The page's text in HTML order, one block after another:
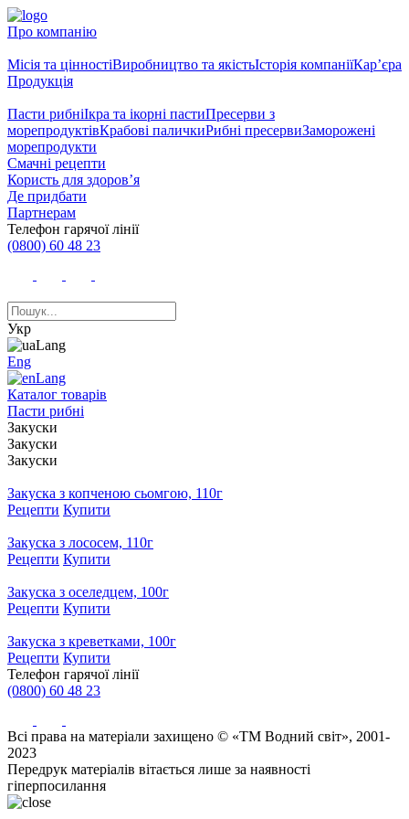
Про компанію
Місія та цінностіВиробництво та якістьІсторія компаніїКар’єра
Продукція
Пасти рибніІкра та ікорні пастиПресерви з
морепродуктівКрабові паличкиРибні пресервиЗаморожені
морепродукти
Смачні рецепти
Користь для здоров’я
Де придбати
Партнерам
Телефон гарячої лінії
(0800) 60 48 23
Укр
Eng
Каталог товарів
Пасти рибні
Закуски
Закуски
Закуски
Закуска з копченою сьомгою, 110г
Рецепти Купити
Закуска з лососем, 110г
Рецепти Купити
Закуска з оселедцем, 100г
Рецепти Купити
Закуска з креветками, 100г
Рецепти Купити
Телефон гарячої лінії
(0800) 60 48 23
Всі права на матеріали захищено © «ТМ Водний світ», 2001-
2023
Передрук матеріалів вітається лише за наявності
гіперпосилання